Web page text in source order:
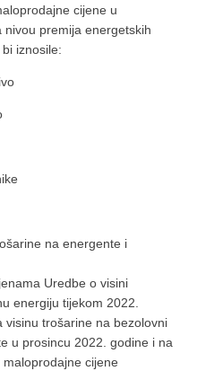
cijene u
premija energetskih
iznosile:
na energente i
Uredbe o visini
energiju tijekom 2022.
visinu trošarine na bezolovni
u prosincu 2022. godine i na
cijene